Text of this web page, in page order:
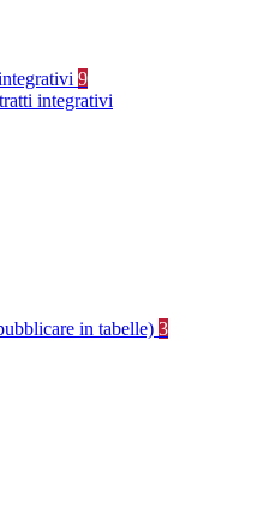
9
integrativi
in tabelle) 3